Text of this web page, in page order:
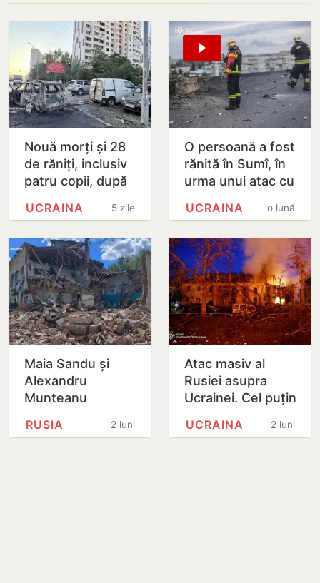
Nouă morți și 28
de răniți, inclusiv
patru copii, după
rachete balistice
5 zile
UCRAINA
O persoană a fost
rănită în Sumî, în
urma unui atac cu
bloc. Război îno lună
UCRAINA
Maia Sandu și
Alexandru
Munteanu
atac masiv al
2 luni
RUSIA
Atac masiv al
Rusiei asupra
Ucrainei. Cel puțin
de răniți la Kiev și
2 luni
UCRAINA